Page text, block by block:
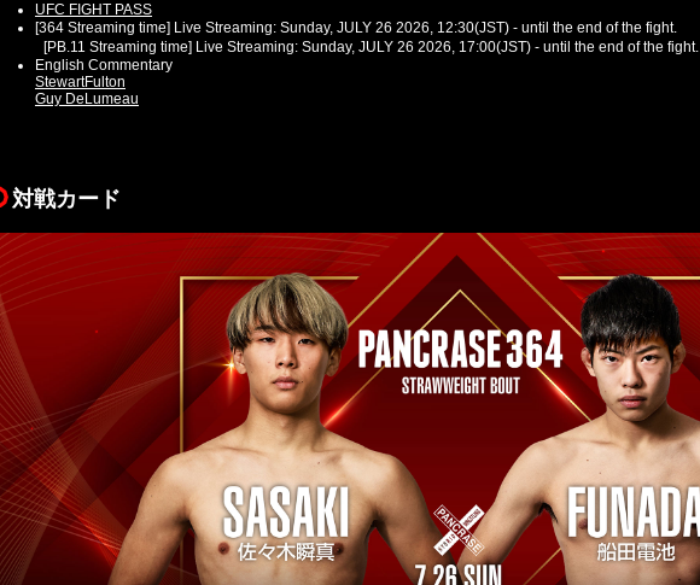
UFC FIGHT PASS
[364 Streaming time] Live Streaming: Sunday, JULY 26 2026, 12:30(JST) - until the end of the fight.
[PB.11 Streaming time] Live Streaming: Sunday, JULY 26 2026, 17:00(JST) - until the end of the fight.
English Commentary
StewartFulton
Guy DeLumeau
対戦カード